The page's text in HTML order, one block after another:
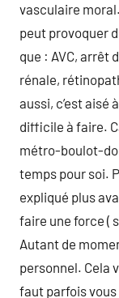
vasculaire
peut provoquer
que : AVC, arrêt
rénale,
aussi, c’est aisé
difficile à faire.
métro-boulot-
temps pour soi.
expliqué plus
faire une force (
Autant de
personnel. Cela
faut parfois